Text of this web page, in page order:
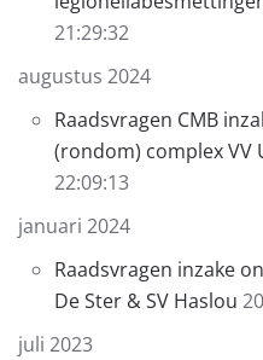
21:29:32
augustus 2024
Raadsvragen CMB
(rondom) complex VV
22:09:13
januari 2024
Raadsvragen inzake
De Ster & SV Haslou
juli 2023